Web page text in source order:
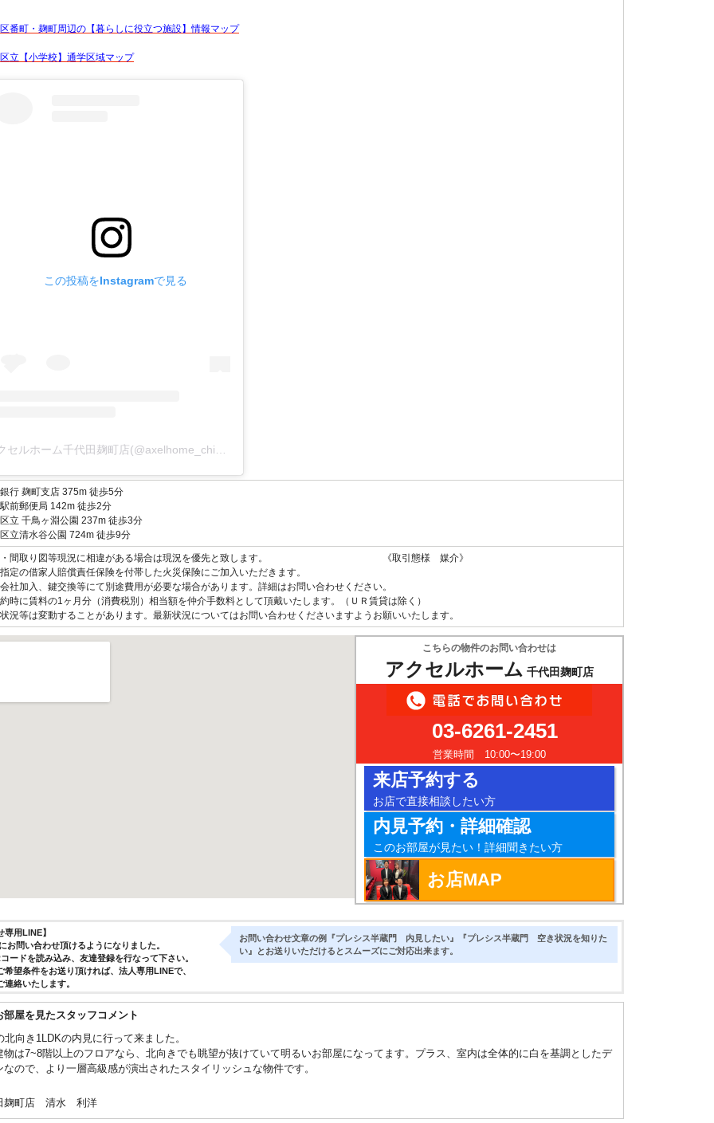
番町・麹町周辺の【暮らしに役立つ施設】情報マップ
立【小学校】通学区域マップ
この投稿をInstagramで見る
行 麹町支店 375m 徒歩5分
前郵便局 142m 徒歩2分
立 千鳥ヶ淵公園 237m 徒歩3分
立清水谷公園 724m 徒歩9分
・間取り図等現況に相違がある場合は現況を優先と致します。 《取引態様 媒介》
定の借家人賠償責任保険を付帯した火災保険にご加入いただきます。
社加入、鍵交換等にて別途費用が必要な場合があります。詳細はお問い合わせください。
時に賃料の1ヶ月分（消費税別）相当額を仲介手数料として頂戴いたします。（ＵＲ賃貸は除く）
況等は変動することがあります。最新状況についてはお問い合わせくださいますようお願いいたします。
こちらの物件のお問い合わせは
アクセルホーム 千代田麹町店
03-6261-2451
営業時間 10:00〜19:00
来店予約する
お店で直接相談したい方
内見予約・詳細確認
このお部屋が見たい！詳細聞きたい方
お店MAP
専用LINE】
お問い合わせ頂けるようになりました。
ードを読み込み、友達登録を行なって下さい。
希望条件をお送り頂ければ、法人専用LINEで、
連絡いたします。
お問い合わせ文章の例『プレシス半蔵門 内見したい』『プレシス半蔵門 空き状況を知りた
い』とお送りいただけるとスムーズにご対応出来ます。
部屋を見たスタッフコメント
北向き1LDKの内見に行って来ました。
物は7~8階以上のフロアなら、北向きでも眺望が抜けていて明るいお部屋になってます。プラス、室内は全体的に白を基調としたデ
なので、より一層高級感が演出されたスタイリッシュな物件です。
麹町店 清水 利洋